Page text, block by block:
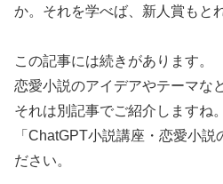
か。それを学べば、新人賞もと
この記事には続きがあります。
恋愛小説のアイデアやテーマな
それは別記事でご紹介しますね。
「ChatGPT小説講座・恋愛小説
ださい。